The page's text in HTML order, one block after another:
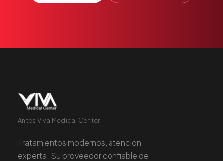
Antes Viva Medical Center
Tratamientos modernos, atencion
experta. Su proveedor confiable de